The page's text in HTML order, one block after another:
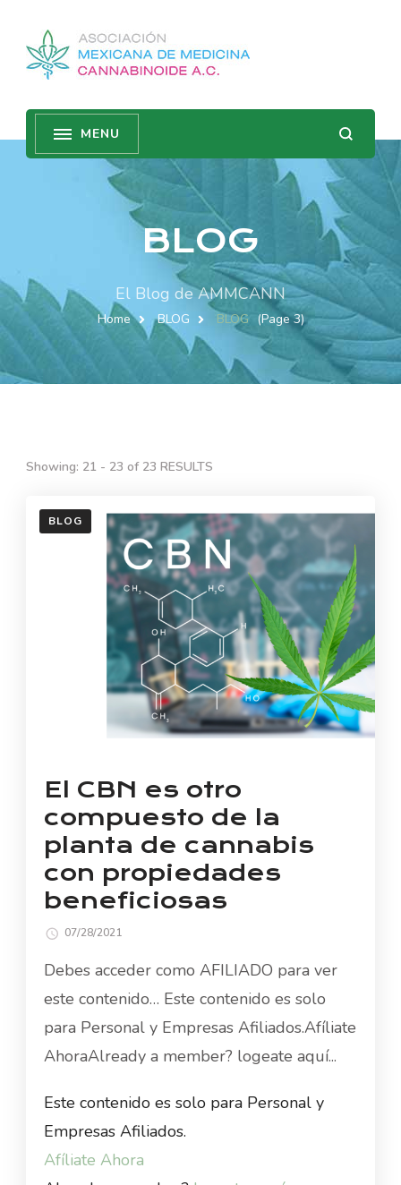
BLOG
El Blog de AMMCANN
Home BLOG BLOG (Page 3)
Showing: 21 - 23 of 23 RESULTS
BLOG
El CBN es otro
compuesto de la
planta de cannabis
con propiedades
beneficiosas
07/28/2021
Debes acceder como AFILIADO para ver
este contenido… Este contenido es solo
para Personal y Empresas Afiliados.Afíliate
AhoraAlready a member? logeate aquí...
Este contenido es solo para Personal y
Empresas Afiliados.
Afíliate Ahora